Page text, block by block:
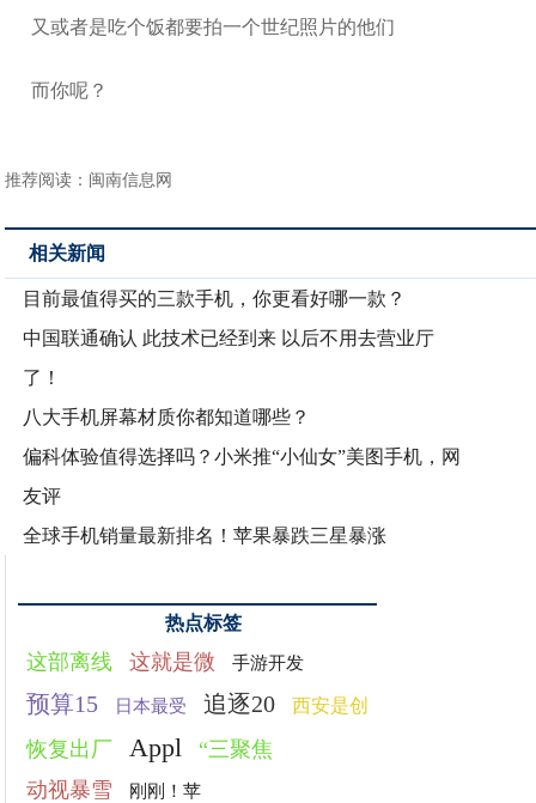
又或者是吃个饭都要拍一个世纪照片的他们
而你呢？
推荐阅读： 闽南信息网
相关新闻
目前最值得买的三款手机，你更看好哪一款？
中国联通确认 此技术已经到来 以后不用去营业厅
了！
八大手机屏幕材质你都知道哪些？
偏科体验值得选择吗？小米推“小仙女”美图手机，网
友评
全球手机销量最新排名！苹果暴跌三星暴涨
热点标签
这部离线 这就是微 手游开发
预算15 日本最受 追逐20 西安是创
恢复出厂 Appl
“三聚焦
动视暴雪
刚刚！苹